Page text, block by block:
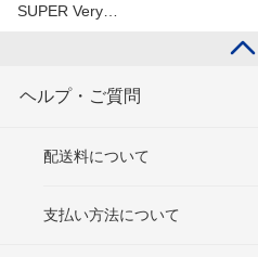
SUPER Very…
ヘルプ・ご質問
配送料について
支払い方法について